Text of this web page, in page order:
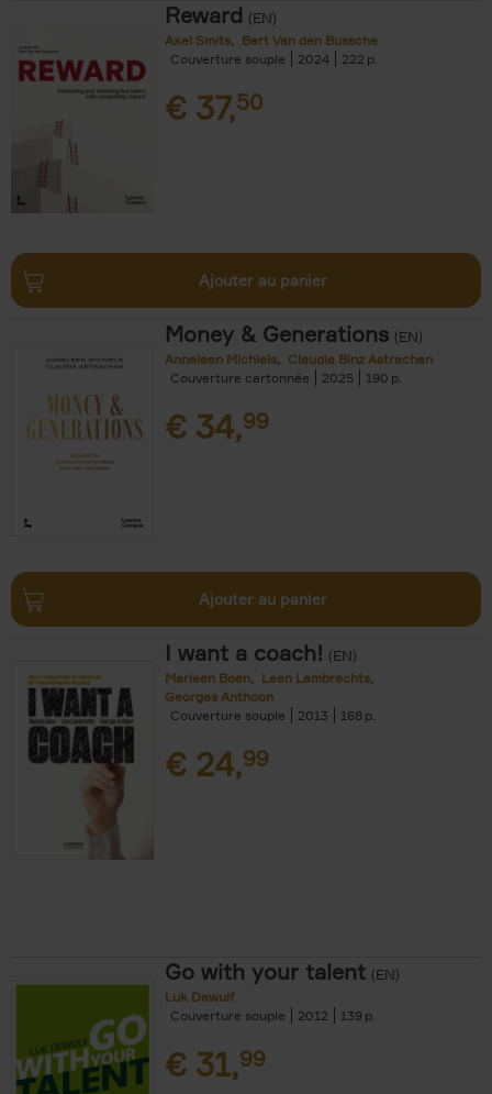
Reward (EN)
Axel Smits
Bart Van den Bussche
Couverture souple
2024 222
€ 37,50
Ajouter au panier
Money & Generations (EN)
Anneleen Michiels
Claudia Binz Astrachan
Couverture cartonnée
2025 190
€ 34,99
Ajouter au panier
I want a coach! (EN)
Marleen Boen
Leen Lambrechts
Georges Anthoon
Couverture souple
2013 168
€ 24,99
Go with your talent (EN)
Luk Dewulf
Couverture souple
2012 139
€ 31,99